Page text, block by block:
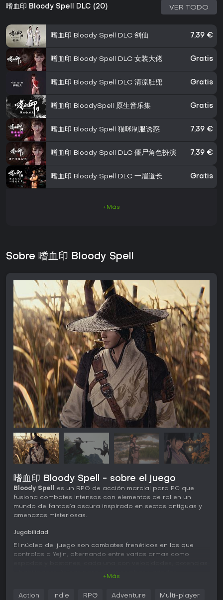
嗜血印 Bloody Spell DLC (20) VER TODO
嗜血印 Bloody Spell DLC 剑仙 7,39 €
嗜血印 Bloody Spell DLC 女装大佬 Gratis
嗜血印 Bloody Spell DLC 清凉肚兜 Gratis
嗜血印 BloodySpell 原生音乐集 Gratis
嗜血印 Bloody Spell 猫咪制服诱惑 7,39 €
嗜血印 Bloody Spell DLC 僵尸角色扮演 7,39 €
嗜血印 Bloody Spell DLC 一眉道长 Gratis
+Más
Sobre 嗜血印 Bloody Spell
嗜血印 Bloody Spell - sobre el juego
Bloody Spell
es un RPG de acción marcial para PC que
fusiona combates intensos con elementos de rol en un
mundo de fantasía oscura inspirado en sectas antiguas y
amenazas misteriosas.
Jugabilidad
El núcleo del juego son combates frenéticos en los que
controlas a Yejin, alternando entre varias armas como
esquivar, parar y encadenar ataques, potenciado por el
+Más
Action Indie RPG Adventure Multi-player